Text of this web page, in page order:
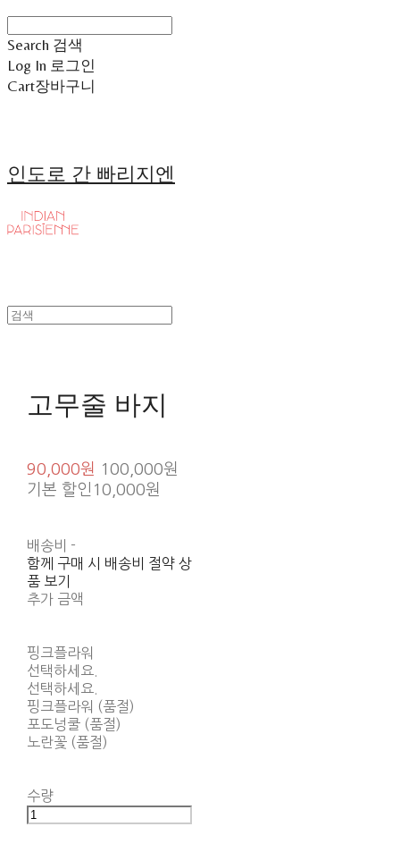
Search 검색
Log In 로그인
Cart장바구니
인도로 간 빠리지엔
고무줄 바지
90,000원
100,000원
기본 할인 10,000원
배송비 -
함께 구매 시 배송비 절약 상
품 보기
추가 금액
핑크플라워
선택하세요.
선택하세요.
핑크플라워 (품절)
포도넝쿨 (품절)
노란꽃 (품절)
수량